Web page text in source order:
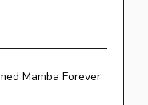
Mamba Forever